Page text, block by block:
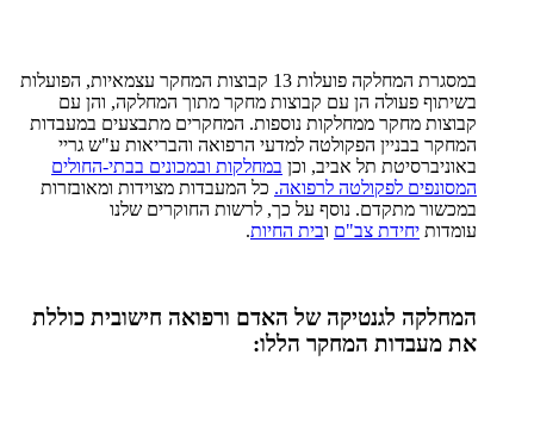
במסגרת המחלקה פועלות 13 קבוצות המחקר עצמאיות, הפועלות
בשיתוף פעולה הן עם קבוצות מחקר מתוך המחלקה, והן עם
קבוצות מחקר ממחלקות נוספות. המחקרים מתבצעים במעבדות
המחקר בבניין הפקולטה למדעי הרפואה והבריאות ע"ש גריי
באוניברסיטת תל אביב, וכן במחלקות ובמכונים בבתי-החולים
המסונפים לפקולטה לרפואה. כל המעבדות מצוידות ומאובזרות
במכשור מתקדם. נוסף על כך, לרשות החוקרים שלנו
עומדות יחידת צב"ם ובית החיות.
המחלקה לגנטיקה של האדם ורפואה חישובית כוללת
את מעבדות המחקר הללו: